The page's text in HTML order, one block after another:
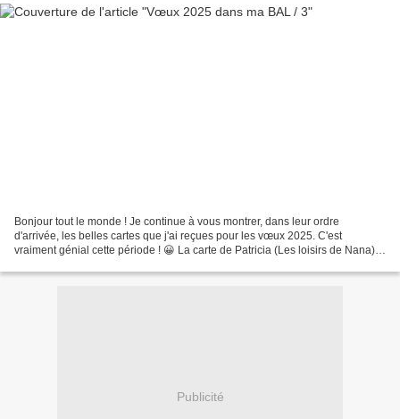
Bonjour tout le monde ! Je continue à vous montrer, dans leur ordre
d'arrivée, les belles cartes que j'ai reçues pour les vœux 2025. C'est
vraiment génial cette période ! 😀 La carte de Patricia (Les loisirs de Nana)
Publicité